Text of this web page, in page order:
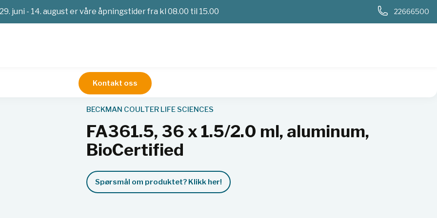
29. juni - 14. august er våre åpningstider fra kl 08.00 til 15.00 22666500
Kontakt oss
FA361.5, 36 x 1.5/2.0 ml, aluminum, BioCertified
BECKMAN COULTER LIFE SCIENCES
FA361.5, 36 x 1.5/2.0 ml, aluminum,
BioCertified
Spørsmål om produktet? Klikk her!